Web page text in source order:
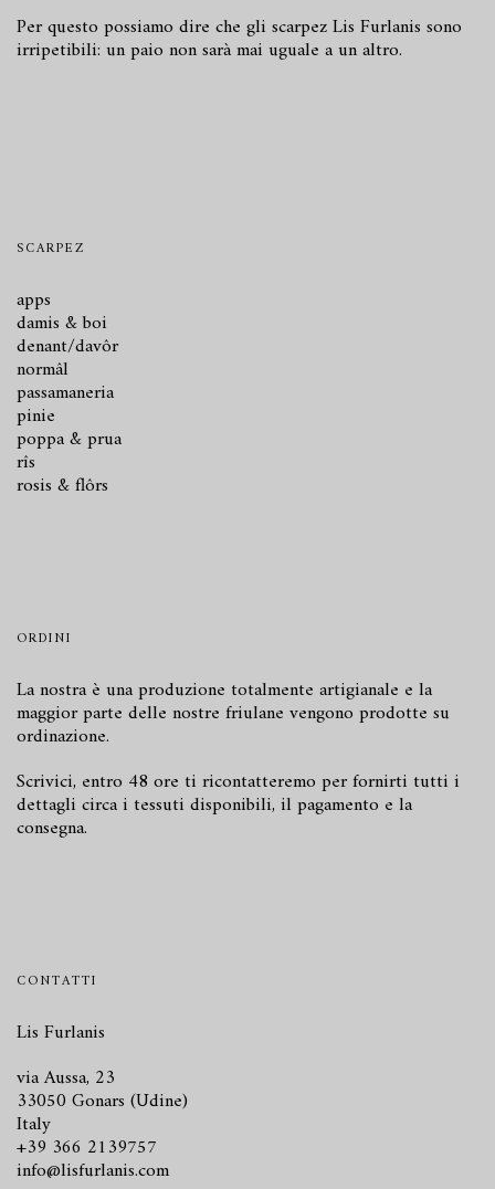
Per questo possiamo dire che gli scarpez Lis Furlanis sono
irripetibili: un paio non sarà mai uguale a un altro.
SCARPEZ
apps
damis & boi
denant/davôr
normâl
passamaneria
pinie
poppa & prua
rîs
rosis & flôrs
ORDINI
La nostra è una produzione totalmente artigianale e la
maggior parte delle nostre friulane vengono prodotte su
ordinazione.
Scrivici, entro 48 ore ti ricontatteremo per fornirti tutti i
dettagli circa i tessuti disponibili, il pagamento e la
consegna.
CONTATTI
Lis Furlanis
via Aussa, 23
33050 Gonars (Udine)
Italy
+39 366 2139757
info@lisfurlanis.com